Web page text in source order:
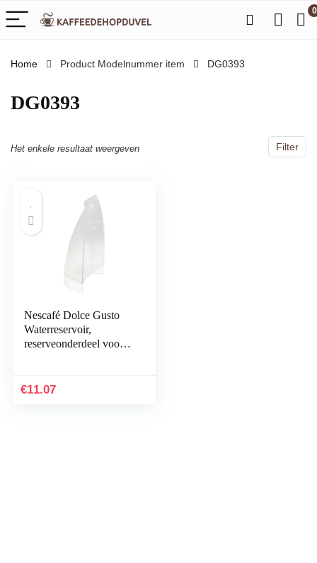
0
Home Product Modelnummer item ‎DG0393
‎DG0393
Filter
Het enkele resultaat weergeven
Nescafé Dolce Gusto
Waterreservoir,
reserveonderdeel voor
€11.07